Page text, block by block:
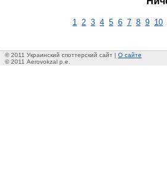
1 2 3 4 5 6 7 8 9 10
© 2011 Украинский споттерский сайт | О сайте
© 2011 Aerovokzal p.e.